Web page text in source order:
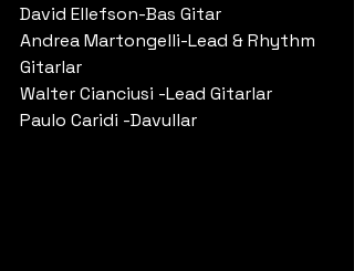
David Ellefson-Bas Gitar
Andrea Martongelli-Lead & Rhythm
Gitarlar
Walter Cianciusi -Lead Gitarlar
Paulo Caridi -Davullar